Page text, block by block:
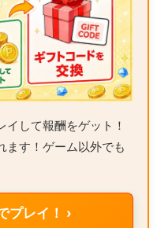
して報酬をゲット！
ます！ゲーム以外でも
プレイ！ ›